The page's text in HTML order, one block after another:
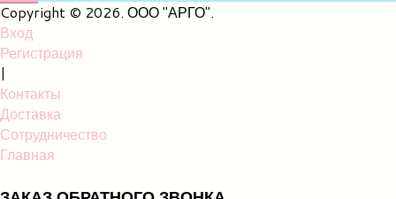
Copyright © 2026. ООО "АРГО".
Вход
Регистрация
|
Контакты
Доставка
Сотрудничество
Главная